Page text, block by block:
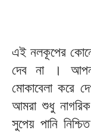
এই নলকূপের
দেব না ।
মোকাবেলা করে
আমরা শুধু
সুপেয় পানি